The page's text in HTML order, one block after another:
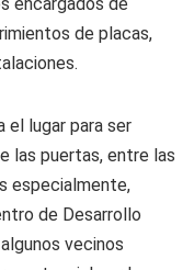
de placas,
el lugar para ser
las puertas, entre las
especialmente,
de Desarrollo
vecinos